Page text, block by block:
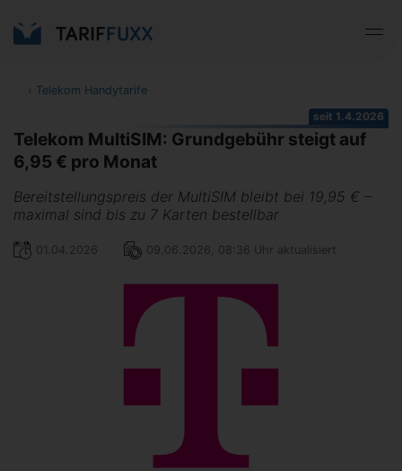
‹ Telekom Handytarife
seit 1.4.2026
Telekom MultiSIM: Grundgebühr steigt auf
6,95 € pro Monat
Bereitstellungspreis der MultiSIM bleibt bei 19,95 € –
maximal sind bis zu 7 Karten bestellbar
01.04.2026 09.06.2026, 08:36 Uhr aktualisiert